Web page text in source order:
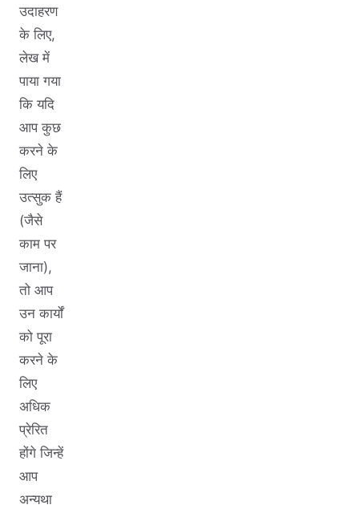
उदाहरण
के लिए,
लेख में
पाया गया
कि यदि
आप कुछ
करने के
लिए
उत्सुक हैं
(जैसे
काम पर
जाना),
तो आप
उन कार्यों
को पूरा
करने के
लिए
अधिक
प्रेरित
होंगे जिन्हें
आप
अन्यथा